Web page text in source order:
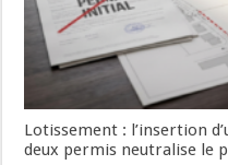
Lotissement : l’insertion
deux permis neutralise le